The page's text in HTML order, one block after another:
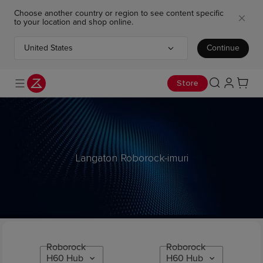
Choose another country or region to see content specific
to your location and shop online.
United States
Choose your country or region
Continue
Store
Langaton Roborock-imuri
Roborock
H60 Hub
Roborock
H60 Hub